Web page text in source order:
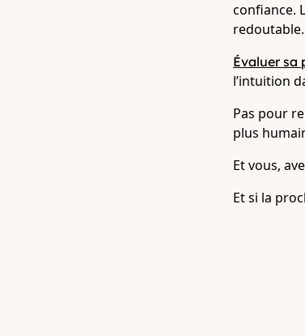
confiance.
Évaluer sa
l’intuition
Pas pour
plus
Et vous,
Et si la